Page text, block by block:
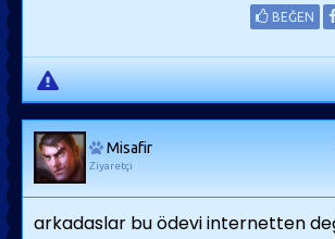
BEĞEN
Misafir
Ziyaretçi
arkadaslar bu ödevi internetten